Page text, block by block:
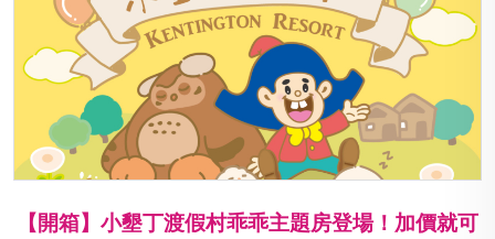
【開箱】小墾丁渡假村乖乖主題房登場！加價就可